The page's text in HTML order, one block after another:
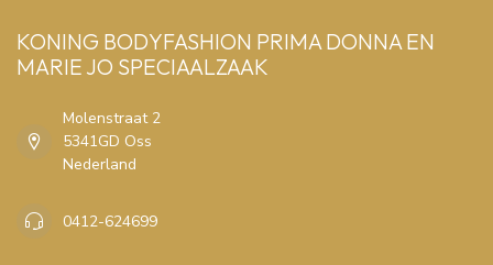
KONING BODYFASHION PRIMA DONNA EN
MARIE JO SPECIAALZAAK
Molenstraat 2
5341GD Oss
Nederland
0412-624699